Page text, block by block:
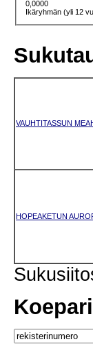
0,0000
Ikäryhmän (yli 12
VAUHTITASSUN
HOPEAKETUN